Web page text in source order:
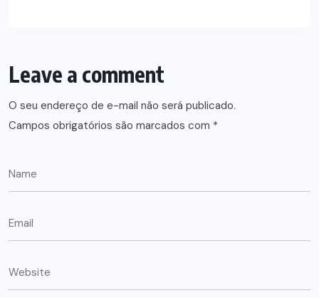
Leave a comment
O seu endereço de e-mail não será publicado.
Campos obrigatórios são marcados com *